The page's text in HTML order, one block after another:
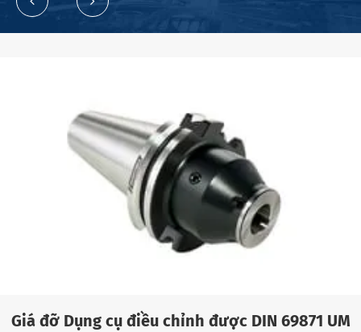
Giá đỡ Dụng cụ điều chỉnh được DIN 69871 UM